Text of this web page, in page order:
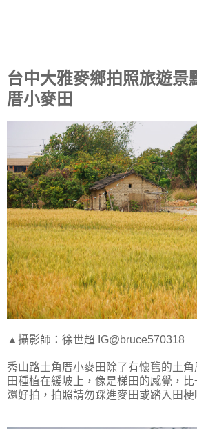
台中大雅麥鄉拍照旅遊景
厝小麥田
▲攝影師：徐世超 IG@bruce570318
秀山路土角厝小麥田除了有懷舊的土
田種植在緩坡上，像是梯田的感覺，
還好拍，拍照請勿踩進麥田或踏入田梗